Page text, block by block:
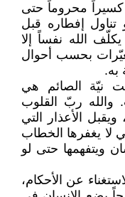
كسيراً محروماً حتى
تناول إفطاره قبل
الله نفساً إلا
بحسب أحوال
به.
نيّة الصائم هي
والله ربّ القلوب
الأعذار التي
لا يغفرها الخطاب
ويتفهمها حتى لو
عن الأحكام،